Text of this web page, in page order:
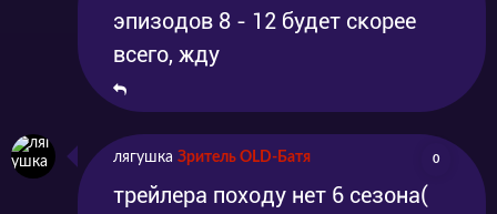
эпизодов 8 - 12 будет скорее
всего, жду
лягушка Зритель OLD-Батя 0
трейлера походу нет 6 сезона(